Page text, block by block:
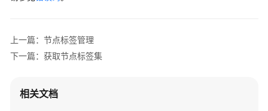
标
理
上一篇：节点标签管理
下一篇：获取节点标签集
相关文档